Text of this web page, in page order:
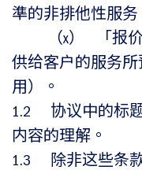
準的非排他性服务
（x） 「报价
供给客户的服务
用）。
1.2 协议中的标
内容的理解。
1.3 除非这些条